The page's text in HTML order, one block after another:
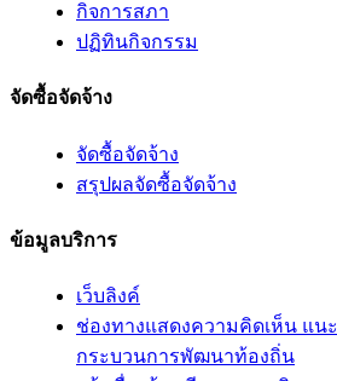
กิจการสภา
ปฏิทินกิจกรรม
จัดซื้อจัดจ้าง
จัดซื้อจัดจ้าง
สรุปผลจัดซื้อจัดจ้าง
ข้อมูลบริการ
เว็บลิงค์
ช่องทางแสดงความคิดเห็น แน
กระบวนการพัฒนาท้องถิ่น